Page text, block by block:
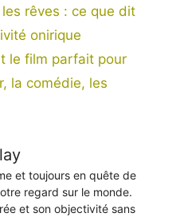
rêves : ce que dit
onirique
le film parfait pour
la comédie, les
et toujours en quête de
regard sur le monde.
et son objectivité sans